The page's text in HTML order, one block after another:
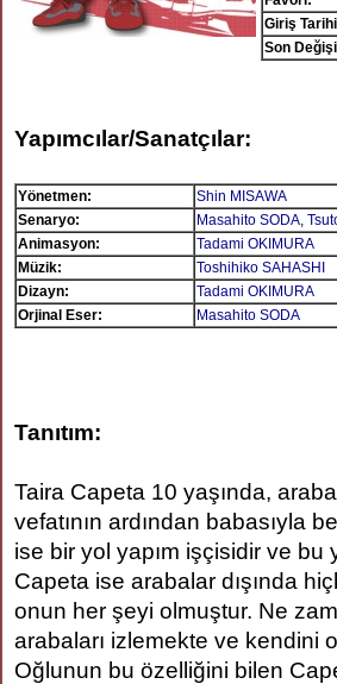
Giriş
Son
Yapımcılar/Sanatçılar:
Yönetmen:
Shin MISAWA
Senaryo:
Masahito SODA,
Animasyon:
Tadami OKIMURA
Müzik:
Toshihiko SAHASHI
Dizayn:
Tadami OKIMURA
Orjinal Eser:
Masahito SODA
Tanıtım:
Taira Capeta 10 yaşında,
vefatının ardından babasıyla
ise bir yol yapım işçisidir ve
Capeta ise arabalar dışında
onun her şeyi olmuştur. Ne
arabaları izlemekte ve kendini
Oğlunun bu özelliğini bilen